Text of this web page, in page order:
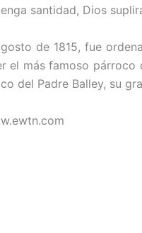
santidad, Dios
de 1815, fue
el más famoso párroco
del Padre Balley, su